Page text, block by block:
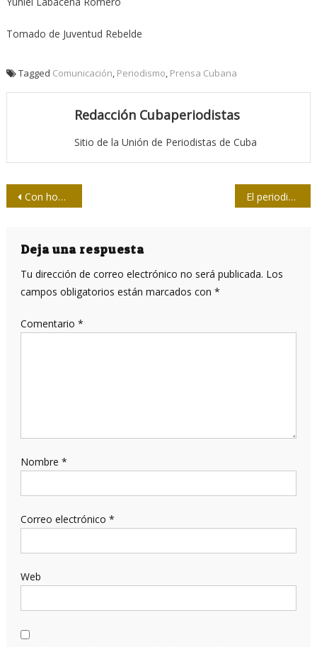
Tomado de Juventud Rebelde
Tagged Comunicación, Periodismo, Prensa Cubana
Redacción Cubaperiodistas
Sitio de la Unión de Periodistas de Cuba
Navegación
entradas
Con homenaje a Fidel comienza jornada de la Prensa avileña El periodismo es un desentrañador de misterios
Deja una respuesta
Tu dirección de correo electrónico no será publicada. Los
campos obligatorios están marcados con *
Comentario *
Nombre *
Correo electrónico *
Web